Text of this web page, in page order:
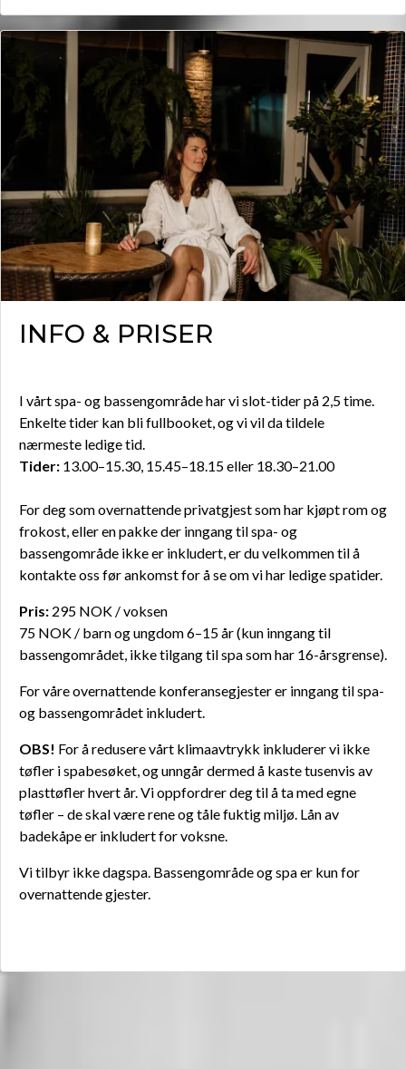
INFO & PRISER
I vårt spa- og bassengområde har vi slot-tider på 2,5 time.
Enkelte tider kan bli fullbooket, og vi vil da tildele
nærmeste ledige tid.
Tider: 13.00–15.30, 15.45–18.15 eller 18.30–21.00
For deg som overnattende privatgjest som har kjøpt rom og
frokost, eller en pakke der inngang til spa- og
bassengområde ikke er inkludert, er du velkommen til å
kontakte oss før ankomst for å se om vi har ledige spatider.
Pris: 295 NOK / voksen
75 NOK / barn og ungdom 6–15 år (kun inngang til
bassengområdet, ikke tilgang til spa som har 16-årsgrense).
For våre overnattende konferansegjester er inngang til spa-
og bassengområdet inkludert.
OBS! For å redusere vårt klimaavtrykk inkluderer vi ikke
tøfler i spabesøket, og unngår dermed å kaste tusenvis av
plasttøfler hvert år. Vi oppfordrer deg til å ta med egne
tøfler – de skal være rene og tåle fuktig miljø. Lån av
badekåpe er inkludert for voksne.
Vi tilbyr ikke dagspa. Bassengområde og spa er kun for
overnattende gjester.